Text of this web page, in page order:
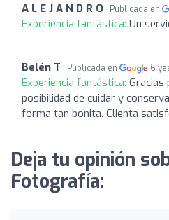
A L E J A N D R O Publicada en
Experiencia fantástica: Un
Belén T Publicada en 6
Experiencia fantástica: Gracias
posibilidad de cuidar y
forma tan bonita. Clienta
Deja tu opinión
Fotografía: